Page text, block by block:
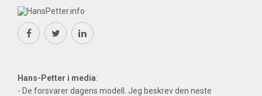
Hans-Petter i media:
- De forsvarer dagens modell. Jeg beskrev den neste